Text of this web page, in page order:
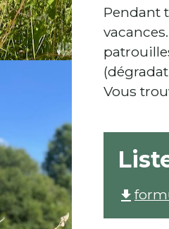
Pendant
Vous
file_download